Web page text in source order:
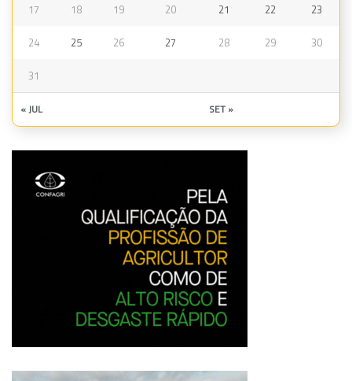
17 18 19 20 21 22 23
24 25 26 27 28 29 30
31
« JUL SET »